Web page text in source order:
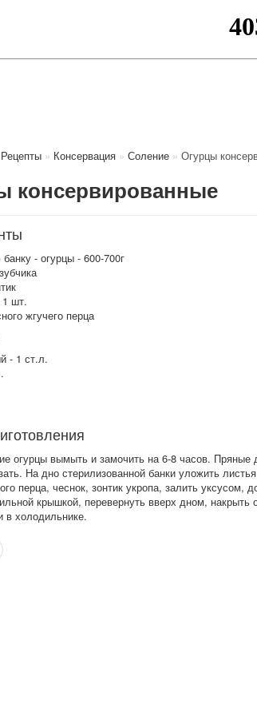
Рецепты » Консервация » Соление » Огурцы
консервированные
- огурцы - 600-700г
1 шт.
жгучего перца
- 1 ст.л.
огурцы вымыть и замочить на 6-8 часов. Пряные
На дно стерилизованной банки уложить
перца, чеснок, зонтик укропа, залить уксусом,
крышкой, перевернуть вверх дном,
в холодильнике.